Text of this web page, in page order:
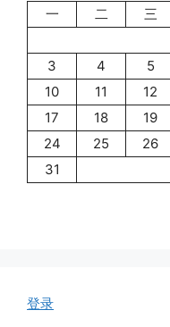
一
二 三
3
4 5
10
11 12
17
18 19
24
25 26
31
登录